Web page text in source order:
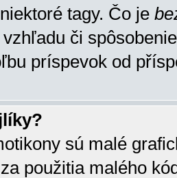
tagy. Čo je
či
príspevok od
sú malé
použitia malého